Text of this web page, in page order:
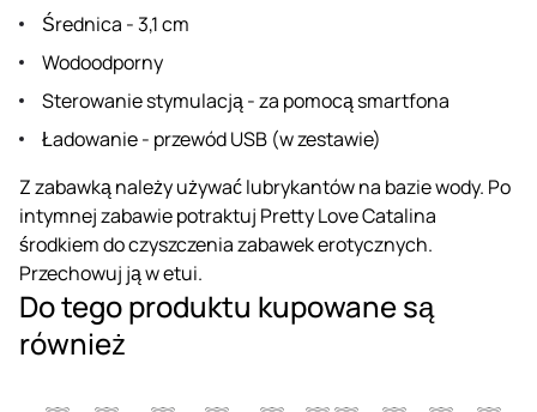
Średnica - 3,1 cm
Wodoodporny
Sterowanie stymulacją - za pomocą smartfona
Ładowanie - przewód USB (w zestawie)
Z zabawką należy używać lubrykantów na bazie wody. Po
intymnej zabawie potraktuj Pretty Love Catalina
środkiem do czyszczenia zabawek erotycznych.
Przechowuj ją w etui.
Do tego produktu kupowane są
również